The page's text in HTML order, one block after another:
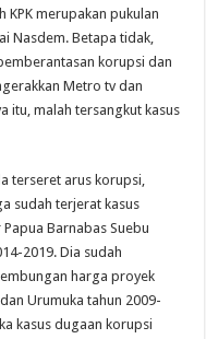
KPK merupakan pukulan
Nasdem. Betapa tidak,
korupsi dan
Metro tv dan
itu, malah tersangkut kasus
terseret arus korupsi,
sudah terjerat kasus
Barnabas Suebu
2019. Dia sudah
harga proyek
Urumuka tahun 2009-
kasus dugaan korupsi